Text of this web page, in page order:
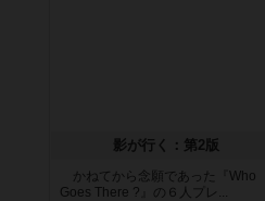
影が行く：第2版
かねてから念願であった『Who
Goes There ?』の６人プレ...